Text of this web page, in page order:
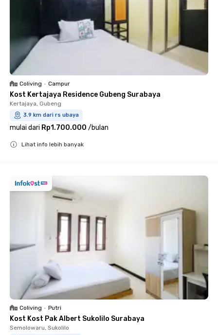
Coliving • Campur
Kost Kertajaya Residence Gubeng Surabaya
Kertajaya, Gubeng
3.9 km dari rs ubaya
mulai dari Rp1.700.000 /bulan
Lihat info lebih banyak
Coliving • Putri
Kost Kost Pak Albert Sukolilo Surabaya
Semolowaru, Sukolilo